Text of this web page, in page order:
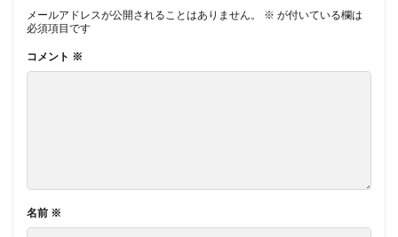
メールアドレスが公開されることはありません。 ※ が付いている欄は
必須項目です
コメント ※
名前 ※